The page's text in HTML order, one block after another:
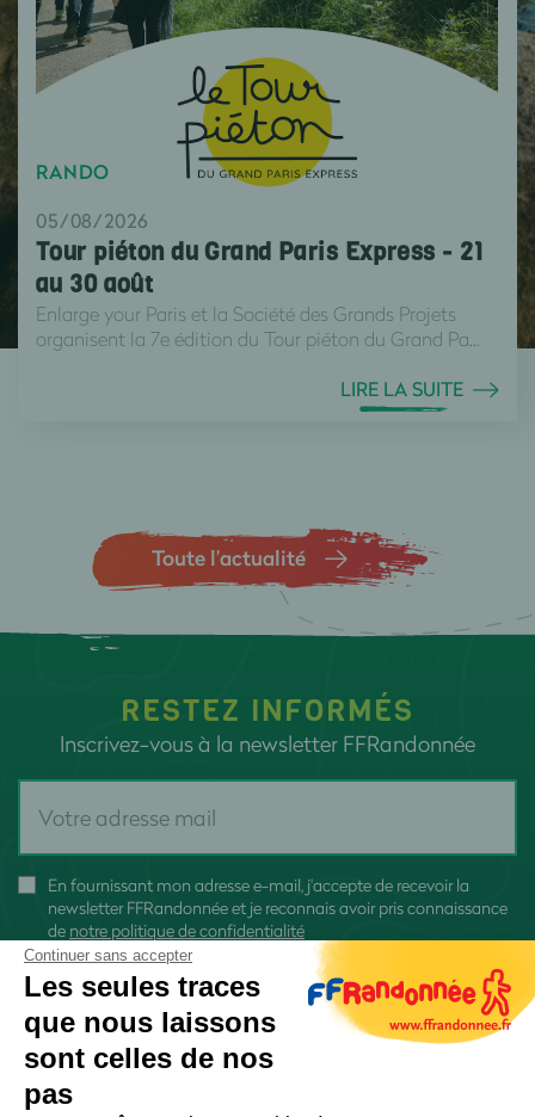
RANDO
05/08/2026
Tour piéton du Grand Paris Express - 21
au 30 août
Enlarge your Paris et la Société des Grands Projets
organisent la 7e édition du Tour piéton du Grand Pa...
LIRE LA SUITE
Toute l’actualité
RESTEZ INFORMÉS
Inscrivez-vous à la newsletter FFRandonnée
En fournissant mon adresse e-mail, j'accepte de recevoir la
newsletter FFRandonnée et je reconnais avoir pris connaissance
de notre politique de confidentialité
Continuer sans accepter
Les seules traces
que nous laissons
sont celles de nos
pas